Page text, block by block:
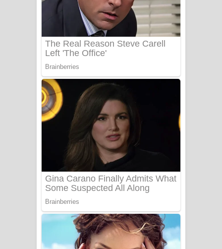
Numba Dun Aadare Song Lyrics - නුඹ
දුන් ආදරේ ගීතයේ පද පෙළ
Liyamuda Dan Anagathe Song Lyrics
Doni Song Lyrics - දෝණි ගීතයේ පද
පෙළ
Benthara Palame Song Lyrics -
බෙන්තර පාලමේ ගීතයේ පද පෙළ
Sanda Babalena Song Lyrics - සඳ
බැබලෙන ගීතයේ පද පෙළ
Adare Wadi Nisa Song Lyrics - ආදරේ
වැඩි නිසා ගීතයේ පද පෙළ